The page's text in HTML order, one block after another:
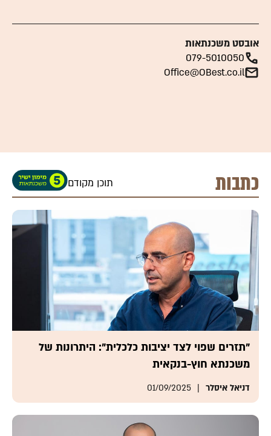
אובסט משכנתאות
079-5010050
Office@OBest.co.il
כתבות תוכן מקודם
"תזרים שפוי לצד יציבות כלכלית": היתרונות של
משכנתא חוץ-בנקאית
דניאל איסלר 01/09/2025